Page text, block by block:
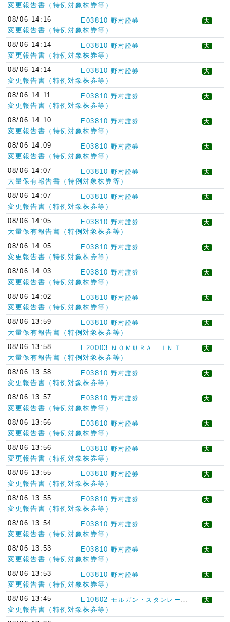
変更報告書（特例対象株券等）
08/06 14:16
E03810 野村證券 大
変更報告書（特例対象株券等）
08/06 14:14
E03810 野村證券 大
変更報告書（特例対象株券等）
08/06 14:14
E03810 野村證券 大
変更報告書（特例対象株券等）
08/06 14:11
E03810 野村證券 大
変更報告書（特例対象株券等）
08/06 14:10
E03810 野村證券 大
変更報告書（特例対象株券等）
08/06 14:09
E03810 野村證券 大
変更報告書（特例対象株券等）
08/06 14:07
E03810 野村證券 大
大量保有報告書（特例対象株券等）
08/06 14:07
E03810 野村證券 大
変更報告書（特例対象株券等）
08/06 14:05
E03810 野村證券 大
大量保有報告書（特例対象株券等）
08/06 14:05
E03810 野村證券 大
変更報告書（特例対象株券等）
08/06 14:03
E03810 野村證券 大
変更報告書（特例対象株券等）
08/06 14:02
E03810 野村證券 大
変更報告書（特例対象株券等）
08/06 13:59
E03810 野村證券 大
大量保有報告書（特例対象株券等）
08/06 13:58
E20003 ＮＯＭＵＲＡ ＩＮＴＥＲＮＡＴＩＯＮＡＬ ＰＬＣ 大
大量保有報告書（特例対象株券等）
08/06 13:58
E03810 野村證券 大
変更報告書（特例対象株券等）
08/06 13:57
E03810 野村證券 大
変更報告書（特例対象株券等）
08/06 13:56
E03810 野村證券 大
変更報告書（特例対象株券等）
08/06 13:56
E03810 野村證券 大
変更報告書（特例対象株券等）
08/06 13:55
E03810 野村證券 大
変更報告書（特例対象株券等）
08/06 13:55
E03810 野村證券 大
変更報告書（特例対象株券等）
08/06 13:54
E03810 野村證券 大
変更報告書（特例対象株券等）
08/06 13:53
E03810 野村證券 大
変更報告書（特例対象株券等）
08/06 13:53
E03810 野村證券 大
変更報告書（特例対象株券等）
08/06 13:45
E10802 モルガン・スタンレーＭＵＦＧ証券 大
変更報告書（特例対象株券等）